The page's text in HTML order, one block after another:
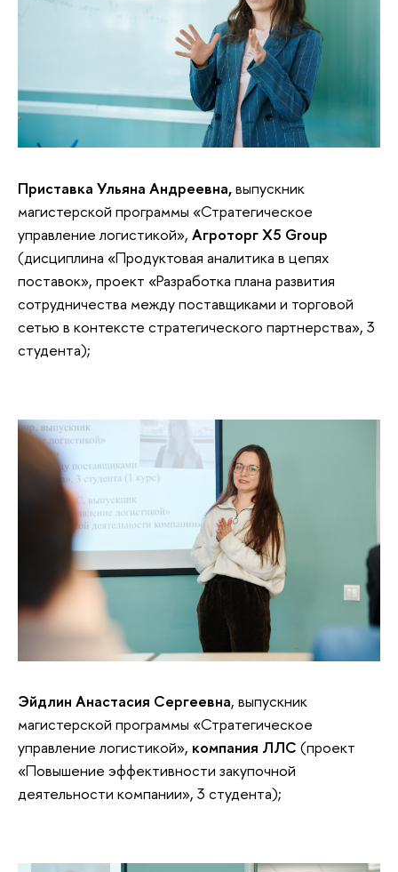
Приставка Ульяна Андреевна,выпускник
магистерской программы «Стратегическое
управление логистикой», Агроторг X5 Group
(дисциплина «Продуктовая аналитика в цепях
поставок», проект «Разработка плана развития
сотрудничества между поставщиками и торговой
сетью в контексте стратегического партнерства», 3
студента);
Эйдлин Анастасия Сергеевна, выпускник
магистерской программы «Стратегическое
управление логистикой», компания ЛЛС (проект
«Повышение эффективности закупочной
деятельности компании», 3 студента);